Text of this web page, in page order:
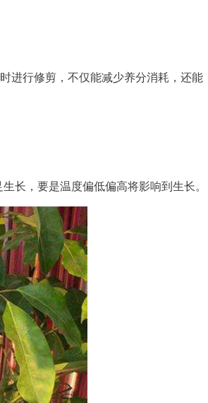
进行修剪，不仅能减少养分消耗，还能
长，要是温度偏低偏高将影响到生长。